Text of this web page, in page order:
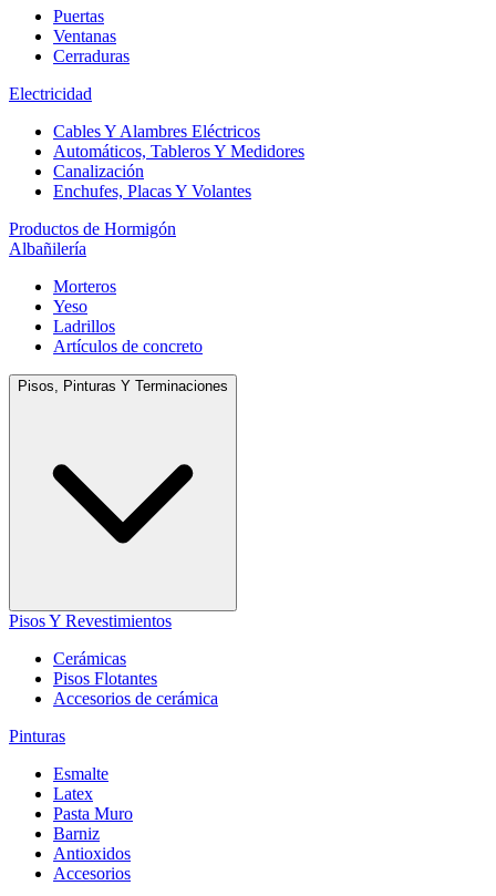
Puertas
Ventanas
Cerraduras
Electricidad
Cables Y Alambres Eléctricos
Automáticos, Tableros Y Medidores
Canalización
Enchufes, Placas Y Volantes
Productos de Hormigón
Albañilería
Morteros
Yeso
Ladrillos
Artículos de concreto
Pisos, Pinturas Y Terminaciones
Pisos Y Revestimientos
Cerámicas
Pisos Flotantes
Accesorios de cerámica
Pinturas
Esmalte
Latex
Pasta Muro
Barniz
Antioxidos
Accesorios